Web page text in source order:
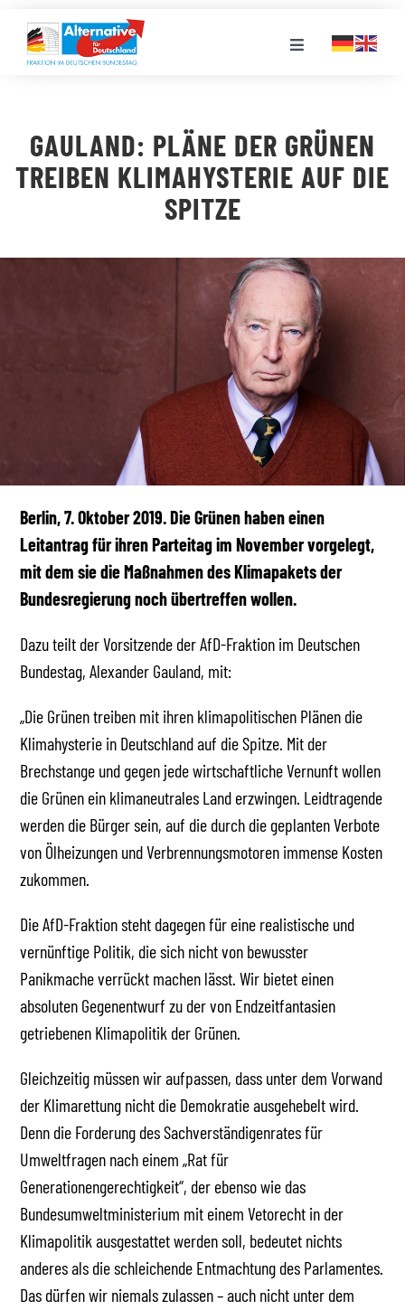
Inhalt
springen
Toggle
LANDESGRUPPEN
GAULAND: PLÄNE DER GRÜNEN
TREIBEN KLIMAHYSTERIE AUF DIE
SPITZE
Berlin, 7. Oktober 2019. Die Grünen haben einen
Leitantrag für ihren Parteitag im November vorgelegt,
mit dem sie die Maßnahmen des Klimapakets der
Bundesregierung noch übertreffen wollen.
Dazu teilt der Vorsitzende der AfD-Fraktion im Deutschen
Bundestag, Alexander Gauland, mit:
„Die Grünen treiben mit ihren klimapolitischen Plänen die
Klimahysterie in Deutschland auf die Spitze. Mit der
Brechstange und gegen jede wirtschaftliche Vernunft wollen
die Grünen ein klimaneutrales Land erzwingen. Leidtragende
werden die Bürger sein, auf die durch die geplanten Verbote
von Ölheizungen und Verbrennungsmotoren immense Kosten
zukommen.
Die AfD-Fraktion steht dagegen für eine realistische und
vernünftige Politik, die sich nicht von bewusster
Panikmache verrückt machen lässt. Wir bietet einen
absoluten Gegenentwurf zu der von Endzeitfantasien
getriebenen Klimapolitik der Grünen.
Gleichzeitig müssen wir aufpassen, dass unter dem Vorwand
der Klimarettung nicht die Demokratie ausgehebelt wird.
Denn die Forderung des Sachverständigenrates für
Umweltfragen nach einem „Rat für
Generationengerechtigkeit“, der ebenso wie das
Bundesumweltministerium mit einem Vetorecht in der
Klimapolitik ausgestattet werden soll, bedeutet nichts
anderes als die schleichende Entmachtung des Parlamentes.
Das dürfen wir niemals zulassen – auch nicht unter dem